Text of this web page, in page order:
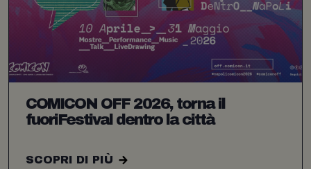
COMICON OFF 2026, torna il
fuoriFestival dentro la città
SCOPRI DI PIÙ